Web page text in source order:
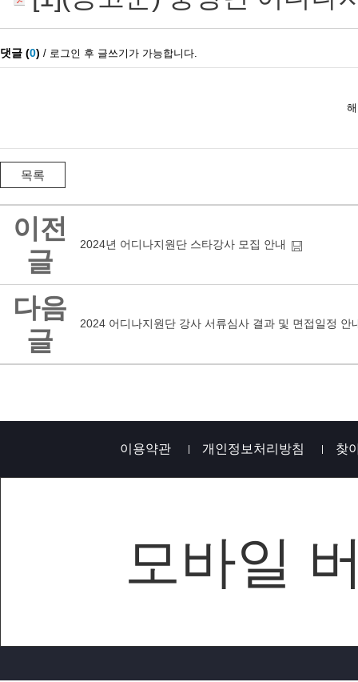
이전
글
2024년 어디나지원단 스타강사 모집 안내
다음
글
2024 어디나지원단 강사 서류심사 결과 및 면접일정 안
이용약관 개인정보처리방침 찾
재단법인 서울AI재단 | 사업자등록번호 : 458-82-
모바일